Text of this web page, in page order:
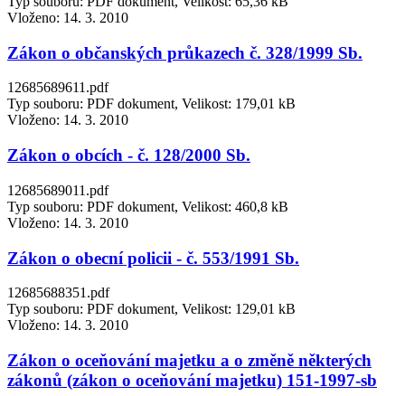
Vloženo: 14. 3. 2010
Zákon o občanských průkazech č. 328/1999 Sb.
12685689611.pdf
Typ souboru: PDF dokument, Velikost: 179,01 kB
Vloženo: 14. 3. 2010
Zákon o obcích - č. 128/2000 Sb.
12685689011.pdf
Typ souboru: PDF dokument, Velikost: 460,8 kB
Vloženo: 14. 3. 2010
Zákon o obecní policii - č. 553/1991 Sb.
12685688351.pdf
Typ souboru: PDF dokument, Velikost: 129,01 kB
Vloženo: 14. 3. 2010
Zákon o oceňování majetku a o změně některých
zákonů (zákon o oceňování majetku) 151-1997-sb